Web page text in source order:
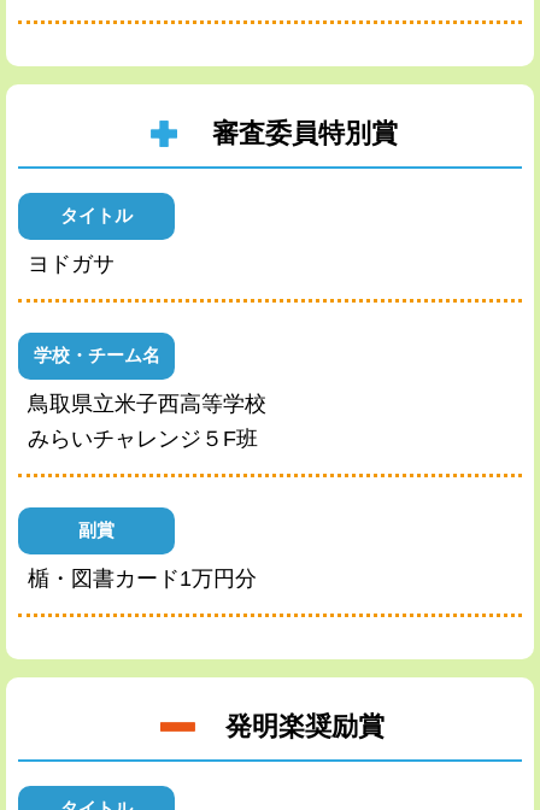
審査委員特別賞
タイトル
ヨドガサ
学校・チーム名
鳥取県立米子西高等学校
みらいチャレンジ５F班
副賞
楯・図書カード1万円分
発明楽奨励賞